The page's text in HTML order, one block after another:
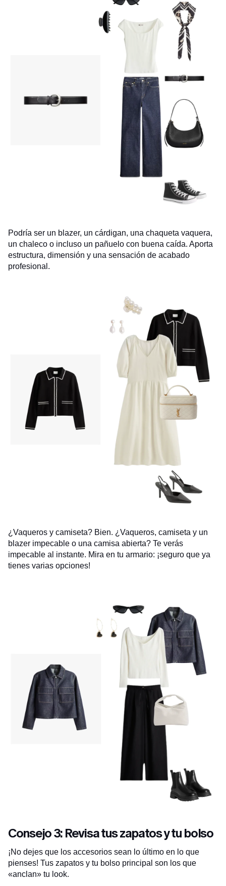
Podría ser un blazer, un cárdigan, una chaqueta vaquera,
un chaleco o incluso un pañuelo con buena caída. Aporta
estructura, dimensión y una sensación de acabado
profesional.
¿Vaqueros y camiseta? Bien. ¿Vaqueros, camiseta y un
blazer impecable o una camisa abierta? Te verás
impecable al instante. Mira en tu armario: ¡seguro que ya
tienes varias opciones!
Consejo 3: Revisa tus zapatos y tu bolso
¡No dejes que los accesorios sean lo último en lo que
pienses! Tus zapatos y tu bolso principal son los que
«anclan» tu look.